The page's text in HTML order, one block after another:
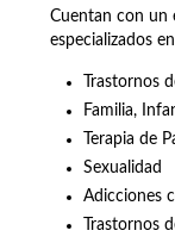
Cuentan con un
especializados
Trastornos
Familia,
Terapia de
Sexualidad
Adicciones
Trastornos